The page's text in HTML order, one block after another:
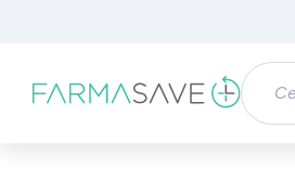
Passa alla navigazione principale